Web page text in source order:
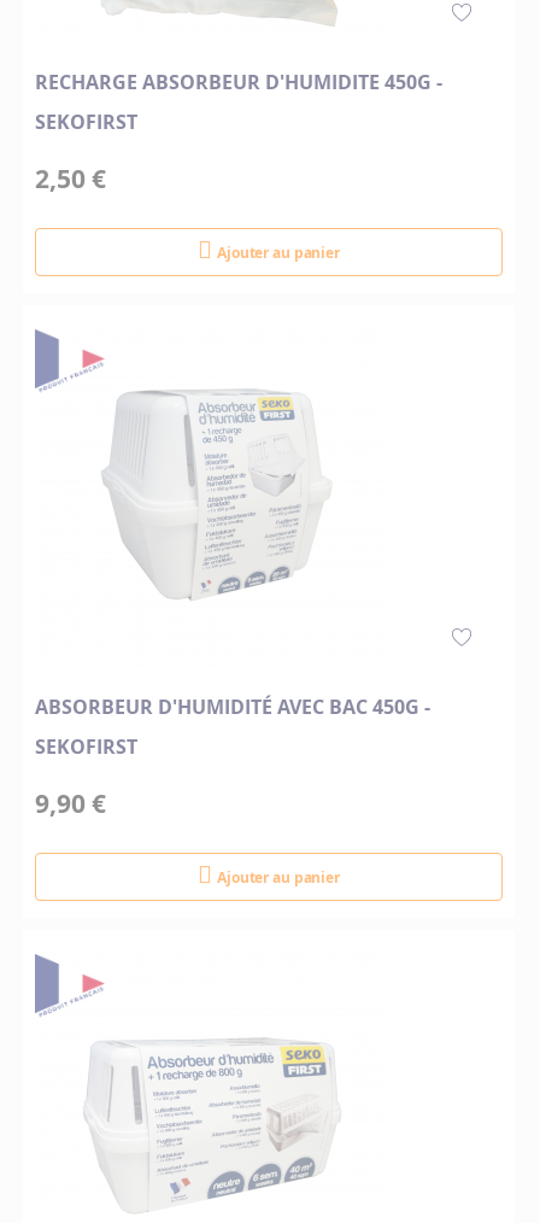
RECHARGE ABSORBEUR D'HUMIDITE 450G -
SEKOFIRST
2,50 €
Ajouter au panier
ABSORBEUR D'HUMIDITÉ AVEC BAC 450G -
SEKOFIRST
9,90 €
Ajouter au panier